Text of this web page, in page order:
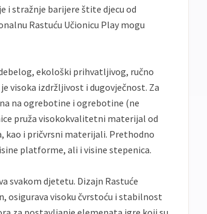
i stražnje barijere štite djecu od
Rastuću Učionicu Play mogu
ekološki prihvatljivog, ručno
visoka izdržljivost i dugovječnost. Za
na ogrebotine i ogrebotine (ne
pruža visokokvalitetni materijal od
kao i pričvrsni materijali. Prethodno
platforme, ali i visine stepenica.
svakom djetetu. Dizajn Rastuće
osigurava visoku čvrstoću i stabilnost